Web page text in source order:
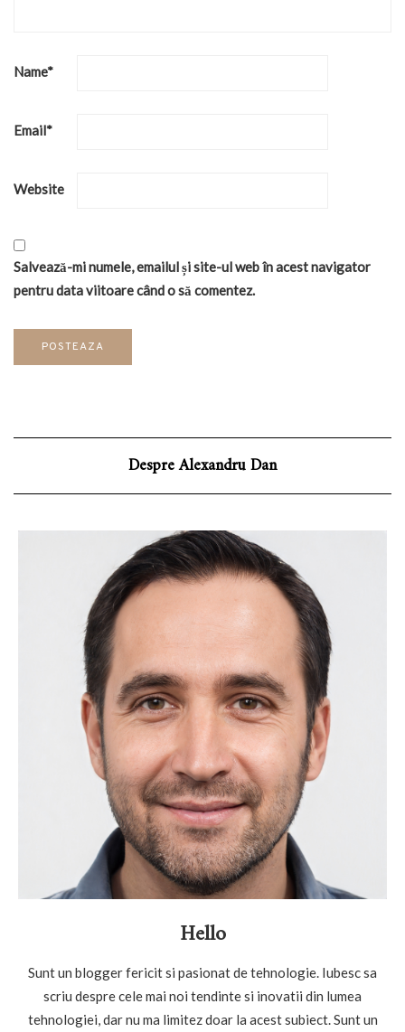
Name*
Email*
Website
Salvează-mi numele, emailul și site-ul web în acest navigator
pentru data viitoare când o să comentez.
Despre Alexandru Dan
Hello
Sunt un blogger fericit si pasionat de tehnologie. Iubesc sa
scriu despre cele mai noi tendinte si inovatii din lumea
tehnologiei, dar nu ma limitez doar la acest subiect. Sunt un